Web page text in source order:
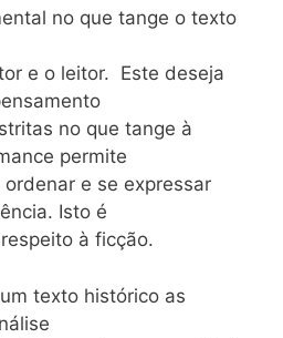
no que tange o texto
e o leitor. Este deseja
no que tange à
permite
e se expressar
Isto é
à ficção.
texto histórico as